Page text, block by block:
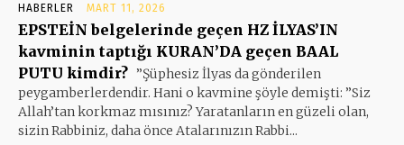
HABERLER MART 11, 2026
EPSTEİN belgelerinde geçen HZ İLYAS’IN
kavminin taptığı KURAN’DA geçen BAAL
PUTU kimdir? ”Şüphesiz İlyas da gönderilen
peygamberlerdendir. Hani o kavmine şöyle demişti: ”Siz
Allah’tan korkmaz mısınız? Yaratanların en güzeli olan,
sizin Rabbiniz, daha önce Atalarınızın Rabbi...